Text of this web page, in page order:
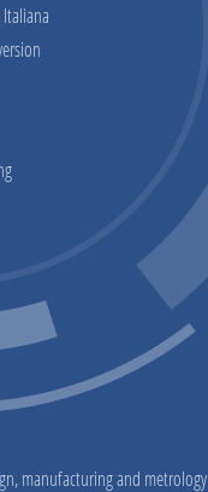
manufacturing and metrology